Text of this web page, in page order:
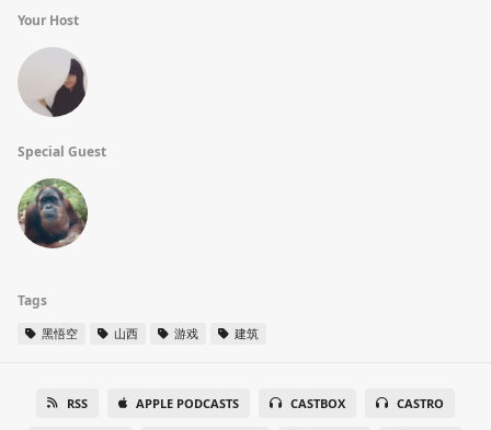
Your Host
Special Guest
Tags
黑悟空 山西 游戏 建筑
RSS APPLE PODCASTS CASTBOX CASTRO